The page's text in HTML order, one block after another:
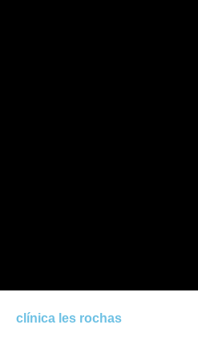
clínica les rochas